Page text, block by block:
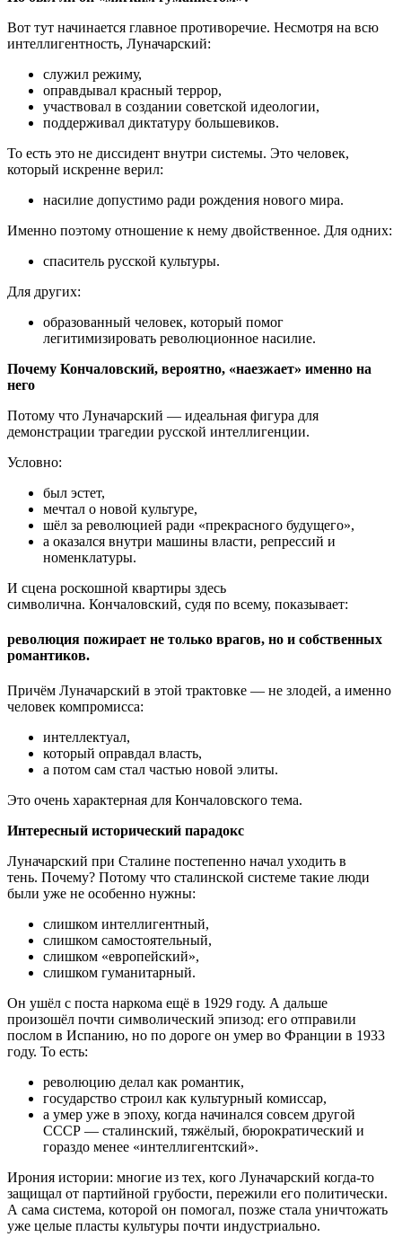
Вот тут начинается главное противоречие. Несмотря на всю
интеллигентность, Луначарский:
служил режиму,
оправдывал красный террор,
участвовал в создании советской идеологии,
поддерживал диктатуру большевиков.
То есть это не диссидент внутри системы. Это человек,
который искренне верил:
насилие допустимо ради рождения нового мира.
Именно поэтому отношение к нему двойственное. Для одних:
спаситель русской культуры.
Для других:
образованный человек, который помог
легитимизировать революционное насилие.
Почему Кончаловский, вероятно, «наезжает» именно на
него
Потому что Луначарский — идеальная фигура для
демонстрации трагедии русской интеллигенции.
Условно:
был эстет,
мечтал о новой культуре,
шёл за революцией ради «прекрасного будущего»,
а оказался внутри машины власти, репрессий и
номенклатуры.
И сцена роскошной квартиры здесь
символична. Кончаловский, судя по всему, показывает:
революция пожирает не только врагов, но и собственных
романтиков.
Причём Луначарский в этой трактовке — не злодей, а именно
человек компромисса:
интеллектуал,
который оправдал власть,
а потом сам стал частью новой элиты.
Это очень характерная для Кончаловского тема.
Интересный исторический парадокс
Луначарский при Сталине постепенно начал уходить в
тень. Почему? Потому что сталинской системе такие люди
были уже не особенно нужны:
слишком интеллигентный,
слишком самостоятельный,
слишком «европейский»,
слишком гуманитарный.
Он ушёл с поста наркома ещё в 1929 году. А дальше
произошёл почти символический эпизод: его отправили
послом в Испанию, но по дороге он умер во Франции в 1933
году. То есть:
революцию делал как романтик,
государство строил как культурный комиссар,
а умер уже в эпоху, когда начинался совсем другой
СССР — сталинский, тяжёлый, бюрократический и
гораздо менее «интеллигентский».
Ирония истории: многие из тех, кого Луначарский когда-то
защищал от партийной грубости, пережили его политически.
А сама система, которой он помогал, позже стала уничтожать
уже целые пласты культуры почти индустриально.